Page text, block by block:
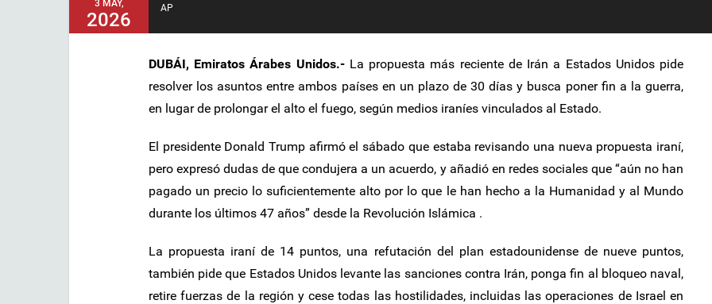
3 MAY,
2026
AP
DUBÁI, Emiratos Árabes Unidos.-La propuesta más reciente de Irán a Estados Unidos pide
resolver los asuntos entre ambos países en un plazo de 30 días y busca poner fin a la guerra,
en lugar de prolongar el alto el fuego, según medios iraníes vinculados al Estado.
El presidente Donald Trump afirmó el sábado que estaba revisando una nueva propuesta iraní,
pero expresó dudas de que condujera a un acuerdo, y añadió en redes sociales que “aún no han
pagado un precio lo suficientemente alto por lo que le han hecho a la Humanidad y al Mundo
durante los últimos 47 años” desde la Revolución Islámica .
La propuesta iraní de 14 puntos, una refutación del plan estadounidense de nueve puntos,
también pide que Estados Unidos levante las sanciones contra Irán, ponga fin al bloqueo naval,
retire fuerzas de la región y cese todas las hostilidades, incluidas las operaciones de Israel en